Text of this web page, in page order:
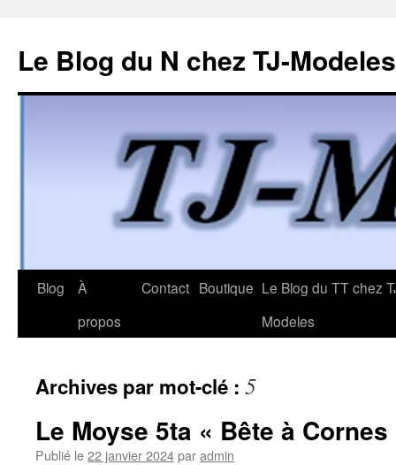
Le Blog du N chez TJ-Modeles
Aller
Blog
À
propos
Contact Boutique Le Blog du TT chez
Modeles
Archives par mot-clé : 5
Le Moyse 5ta « Bête à
Publié le22 janvier 2024paradmin